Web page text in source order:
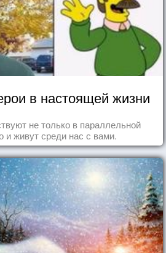
в настоящей жизни
не только в параллельной
и живут среди нас с вами.